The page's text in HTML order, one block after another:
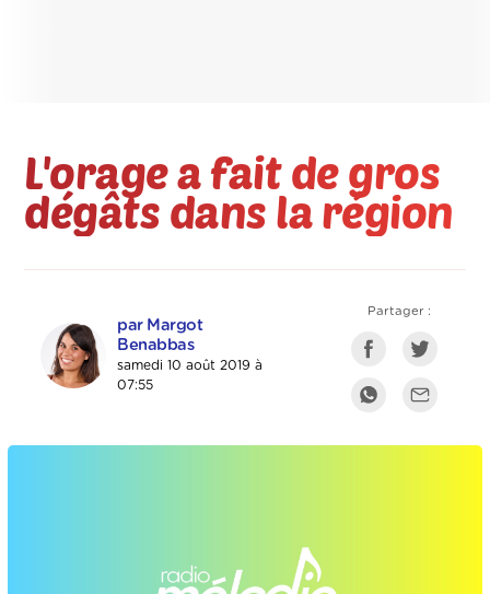
L'orage a fait de gros
dégâts dans la région
par Margot
Benabbas
samedi 10 août 2019 à
07:55
Partager :